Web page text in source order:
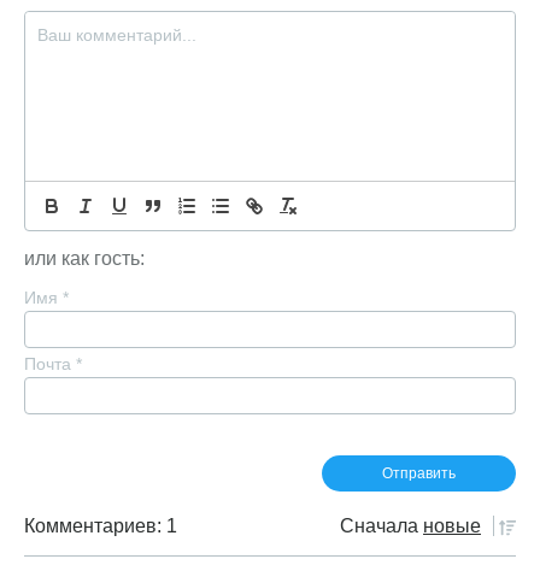
или как гость:
Имя *
Почта *
Комментариев: 1 Сначала новые